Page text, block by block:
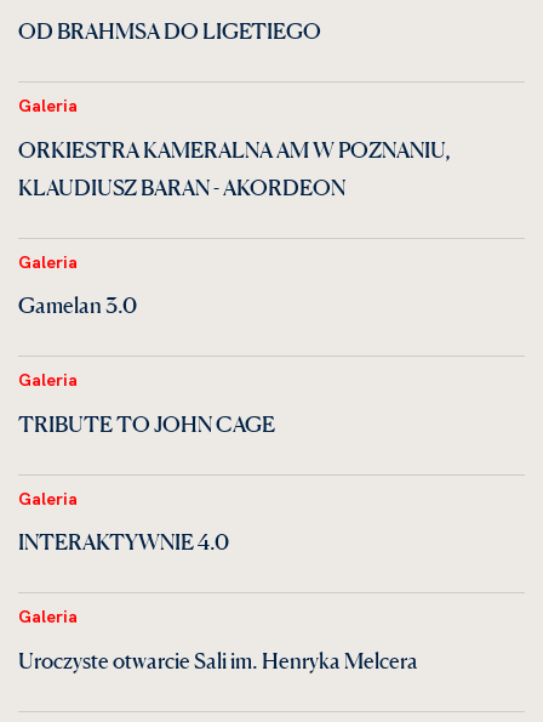
OD BRAHMSA DO LIGETIEGO
Galeria
ORKIESTRA KAMERALNA AM W POZNANIU,
KLAUDIUSZ BARAN - AKORDEON
Galeria
Gamelan 3.0
Galeria
TRIBUTE TO JOHN CAGE
Galeria
INTERAKTYWNIE 4.0
Galeria
Uroczyste otwarcie Sali im. Henryka Melcera